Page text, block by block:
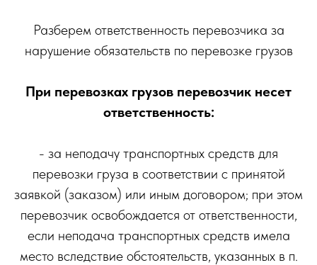
Разберем ответственность перевозчика за
нарушение обязательств по перевозке грузов
При перевозках грузов перевозчик несет
ответственность:
- за неподачу транспортных средств для
перевозки груза в соответствии с принятой
заявкой (заказом) или иным договором; при этом
перевозчик освобождается от ответственности,
если неподача транспортных средств имела
место вследствие обстоятельств, указанных в п.